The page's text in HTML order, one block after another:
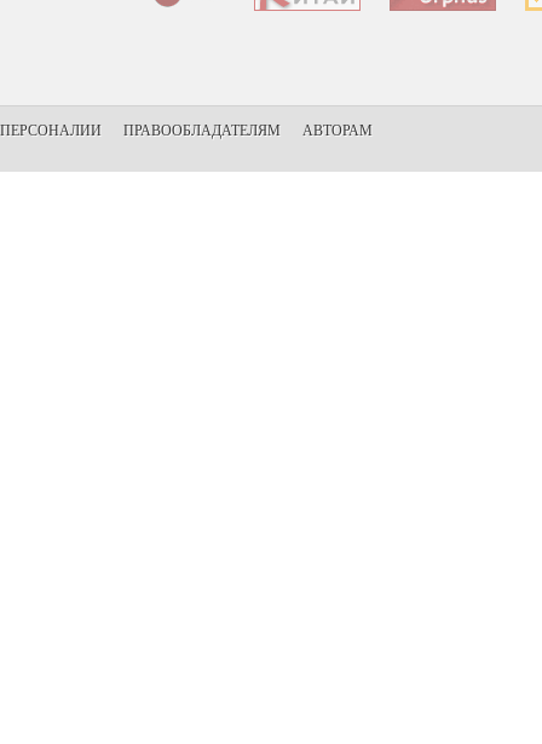
ПЕРСОНАЛИИ ПРАВООБЛАДАТЕЛЯМ АВТОРАМ